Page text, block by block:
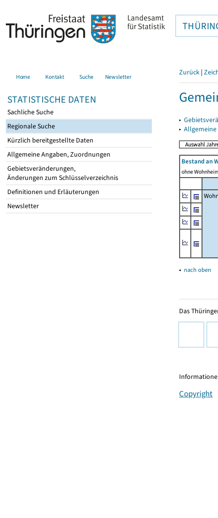
Home Kontakt Suche Newsletter
STATISTISCHE DATEN
Sachliche Suche
Regionale Suche
Kürzlich bereitgestellte Daten
Allgemeine Angaben, Zuordnungen
Gebietsveränderungen,
Änderungen zum Schlüsselverzeichnis
Definitionen und Erläuterungen
Newsletter
Zurück |
▸
▸
Bestand an
ohne
▴ nach oben
Das
Copyright